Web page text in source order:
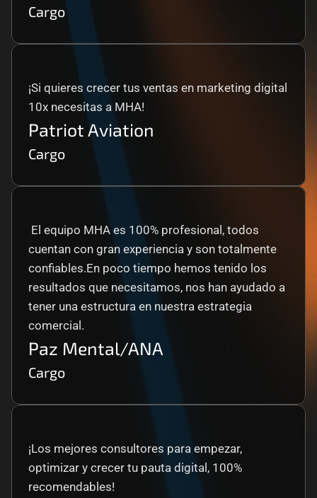
Cargo
¡Si quieres crecer tus ventas en marketing digital
10x necesitas a MHA!
Patriot Aviation
Cargo
cuentan con gran experiencia y son totalmente
confiables.En poco tiempo hemos tenido los
resultados que necesitamos, nos han ayudado a
tener una estructura en nuestra estrategia
comercial.
Paz Mental/ANA
Cargo
¡Los mejores consultores para empezar,
optimizar y crecer tu pauta digital, 100%
recomendables!